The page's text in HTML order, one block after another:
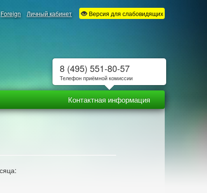
Foreign Личный кабинет Версия для слабовидящих
Контактная информация
8 (495) 551-80-57
Телефон приёмной комиссии